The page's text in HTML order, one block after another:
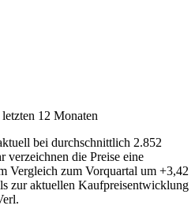
12 Monaten
bei durchschnittlich 2.852
verzeichnen die Preise eine
Vergleich zum Vorquartal um +3,42
zur aktuellen Kaufpreisentwicklung